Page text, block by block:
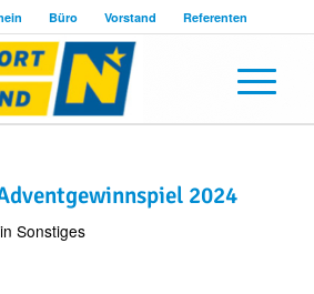
Büro Vorstand Referenten
2024
in Sonstiges